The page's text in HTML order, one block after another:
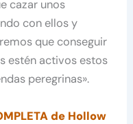
cazar unos
con ellos y
que conseguir
estén activos estos
peregrinas».
de Hollow